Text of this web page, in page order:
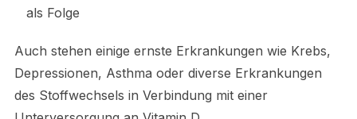
als Folge
Auch stehen einige ernste Erkrankungen wie Krebs,
Depressionen, Asthma oder diverse Erkrankungen
des Stoffwechsels in Verbindung mit einer